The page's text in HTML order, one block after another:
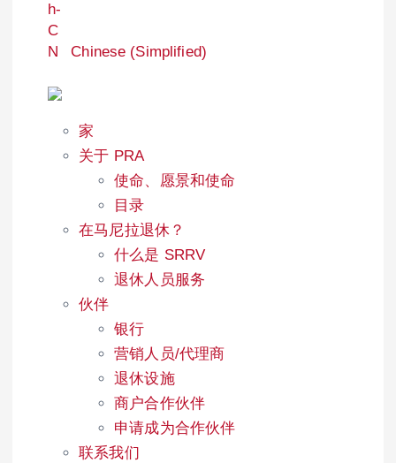
Chinese (Simplified)
家
关于 PRA
使命、愿景和使命
目录
在马尼拉退休？
什么是 SRRV
退休人员服务
伙伴
银行
营销人员/代理商
退休设施
商户合作伙伴
申请成为合作伙伴
联系我们